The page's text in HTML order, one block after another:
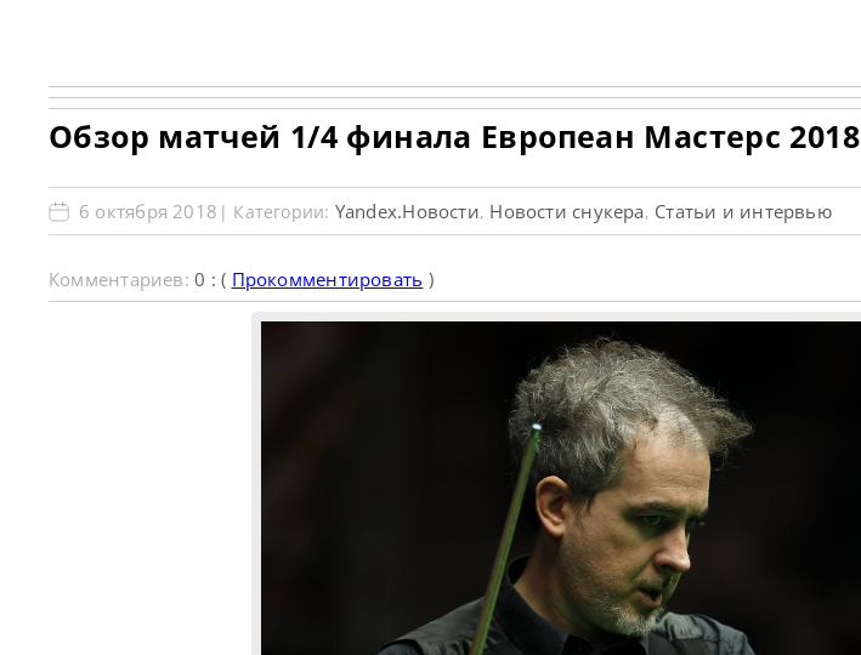
Обзор матчей 1/4 финала Европеан Мастерс 2018
6 октября 2018 | Категории: Yandex.Новости, Новости снукера, Статьи и интервью
Комментариев:0 : ( Прокомментировать )